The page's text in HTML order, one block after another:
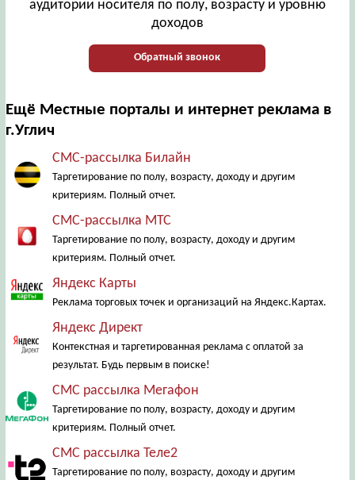
аудитории носителя по полу, возрасту и уровню
доходов
Обратный звонок
Ещё Местные порталы и интернет реклама в
г.Углич
СМС-рассылка Билайн
Таргетирование по полу, возрасту, доходу и другим
критериям. Полный отчет.
СМС-рассылка МТС
Таргетирование по полу, возрасту, доходу и другим
критериям. Полный отчет.
Яндекс Карты
Реклама торговых точек и организаций на Яндекс.Картах.
Яндекс Директ
Контекстная и таргетированная реклама с оплатой за
результат. Будь первым в поиске!
СМС рассылка Мегафон
Таргетирование по полу, возрасту, доходу и другим
критериям. Полный отчет.
СМС рассылка Теле2
Таргетирование по полу, возрасту, доходу и другим